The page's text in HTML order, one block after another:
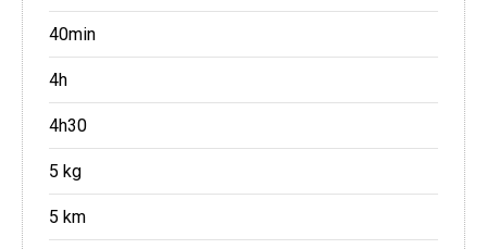
40min
4h
4h30
5 kg
5 km